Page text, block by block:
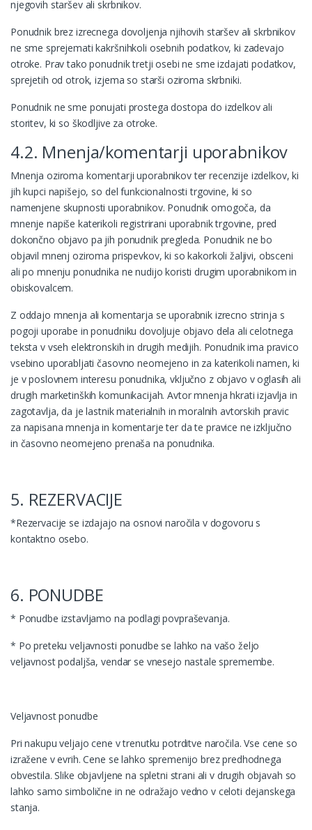
njegovih staršev ali skrbnikov.
Ponudnik brez izrecnega dovoljenja njihovih staršev ali skrbnikov
ne sme sprejemati kakršnihkoli osebnih podatkov, ki zadevajo
otroke. Prav tako ponudnik tretji osebi ne sme izdajati podatkov,
sprejetih od otrok, izjema so starši oziroma skrbniki.
Ponudnik ne sme ponujati prostega dostopa do izdelkov ali
storitev, ki so škodljive za otroke.
4.2. Mnenja/komentarji uporabnikov
Mnenja oziroma komentarji uporabnikov ter recenzije izdelkov, ki
jih kupci napišejo, so del funkcionalnosti trgovine, ki so
namenjene skupnosti uporabnikov. Ponudnik omogoča, da
mnenje napiše katerikoli registrirani uporabnik trgovine, pred
dokončno objavo pa jih ponudnik pregleda. Ponudnik ne bo
objavil mnenj oziroma prispevkov, ki so kakorkoli žaljivi, obsceni
ali po mnenju ponudnika ne nudijo koristi drugim uporabnikom in
obiskovalcem.
Z oddajo mnenja ali komentarja se uporabnik izrecno strinja s
pogoji uporabe in ponudniku dovoljuje objavo dela ali celotnega
teksta v vseh elektronskih in drugih medijih. Ponudnik ima pravico
vsebino uporabljati časovno neomejeno in za katerikoli namen, ki
je v poslovnem interesu ponudnika, vključno z objavo v oglasih ali
drugih marketinških komunikacijah. Avtor mnenja hkrati izjavlja in
zagotavlja, da je lastnik materialnih in moralnih avtorskih pravic
za napisana mnenja in komentarje ter da te pravice ne izključno
in časovno neomejeno prenaša na ponudnika.
5. REZERVACIJE
*Rezervacije se izdajajo na osnovi naročila v dogovoru s
kontaktno osebo.
6. PONUDBE
* Ponudbe izstavljamo na podlagi povpraševanja.
* Po preteku veljavnosti ponudbe se lahko na vašo željo
veljavnost podaljša, vendar se vnesejo nastale spremembe.
Veljavnost ponudbe
Pri nakupu veljajo cene v trenutku potrditve naročila. Vse cene so
izražene v evrih. Cene se lahko spremenijo brez predhodnega
obvestila. Slike objavljene na spletni strani ali v drugih objavah so
lahko samo simbolične in ne odražajo vedno v celoti dejanskega
stanja.